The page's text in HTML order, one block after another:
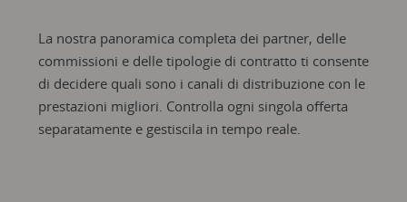
La nostra panoramica completa dei partner, delle
commissioni e delle tipologie di contratto ti consente
di decidere quali sono i canali di distribuzione con le
prestazioni migliori. Controlla ogni singola offerta
separatamente e gestiscila in tempo reale.